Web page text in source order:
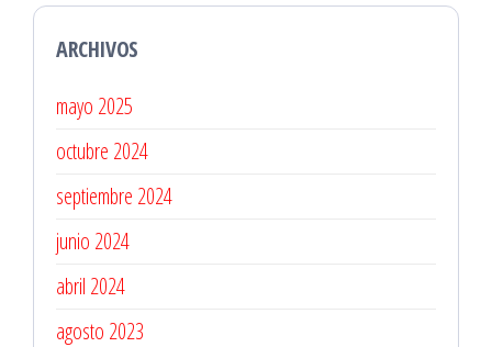
ARCHIVOS
mayo 2025
octubre 2024
septiembre 2024
junio 2024
abril 2024
agosto 2023